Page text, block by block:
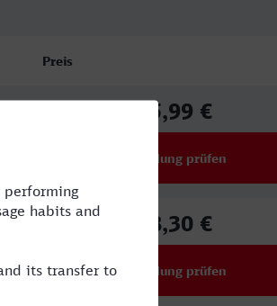
Preis
25,99 €
Verbindung prüfen
48,30 €
Verbindung prüfen